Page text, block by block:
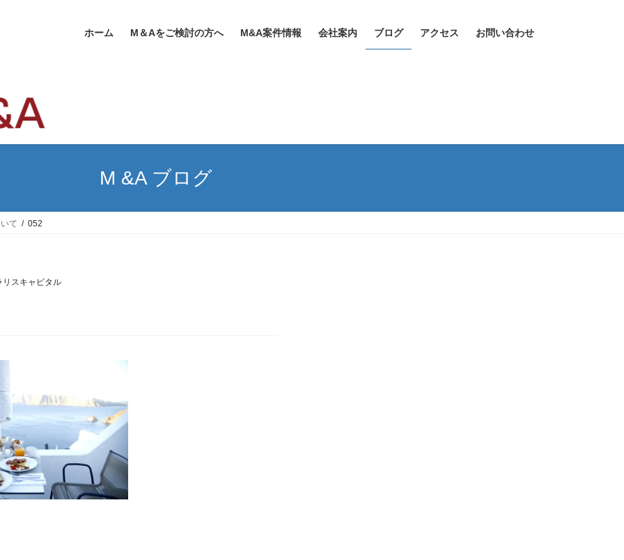
ホーム M＆Aをご検討の方へ M&A案件情報 会社案内 ブログ アクセス お問い合わせ
M &A ブログ
て 052
リスキャピタル